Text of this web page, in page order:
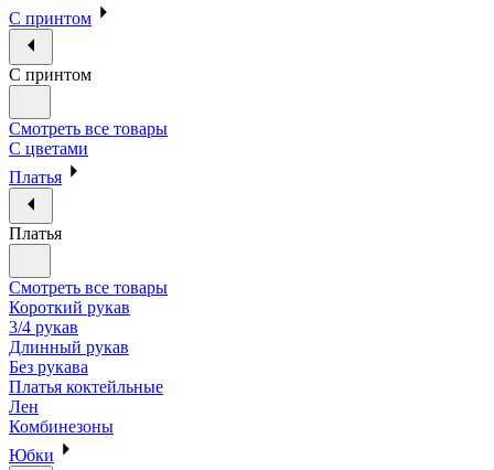
С принтом
С принтом
Смотреть все товары
С цветами
Платья
Платья
Смотреть все товары
Короткий рукав
3/4 рукав
Длинный рукав
Без рукава
Платья коктейльные
Лен
Комбинезоны
Юбки